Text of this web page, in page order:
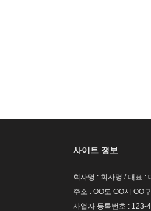
사이트 정보
회사명 : 회사명 / 대표 :
주소 : OO도 OO시 OO
사업자 등록번호 : 123-